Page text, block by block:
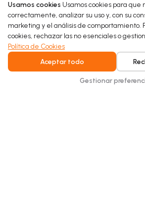
Read more
Usamos cookies Usamos cookies para
correctamente, analizar su uso y, con su
marketing y el análisis de comportamiento.
cookies, rechazar las no esenciales o
Política de Cookies
Aceptar todo
Gestionar